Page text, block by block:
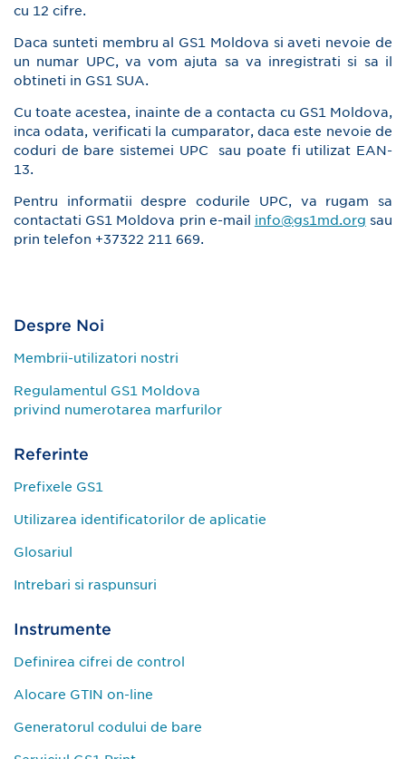
cu 12 cifre.
Daca sunteti membru al GS1 Moldova si aveti nevoie de
un numar UPC, va vom ajuta sa va inregistrati si sa il
obtineti in GS1 SUA.
Cu toate acestea, inainte de a contacta cu GS1 Moldova,
inca odata, verificati la cumparator, daca este nevoie de
coduri de bare sistemei UPC sau poate fi utilizat EAN-
13.
Pentru informatii despre codurile UPC, va rugam sa
contactati GS1 Moldova prin e-mail
info@gs1md.org sau
prin telefon +37322 211 669.
Despre Noi
Membrii-utilizatori nostri
Regulamentul GS1 Moldova
privind numerotarea marfurilor
Referinte
Prefixele GS1
Utilizarea identificatorilor de aplicatie
Glosariul
Intrebari si raspunsuri
Instrumente
Definirea cifrei de control
Alocare GTIN on-line
Generatorul codului de bare